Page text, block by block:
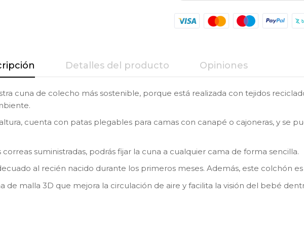
Detalles del producto Opiniones
cuna de colecho más sostenible, porque está realizada con tejidos
cuenta con patas plegables para camas con canapé o cajoneras, y se
correas suministradas, podrás fijar la cuna a cualquier cama de forma sencilla.
al recién nacido durante los primeros meses. Además, este colchón
de malla 3D que mejora la circulación de aire y facilita la visión del bebé